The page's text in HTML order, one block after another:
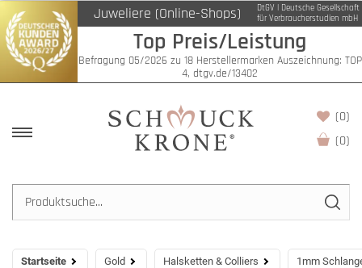
Juweliere (Online-Shops)
DtGV | Deutsche Gesellschaft
für Verbraucherstudien mbH
Top Preis/Leistung
Befragung 05/2026 zu 18 Herstellermarken Auszeichnung: TOP
4, dtgv.de/13402
(0)
(0)
Startseite Gold Halsketten & Colliers 1mm